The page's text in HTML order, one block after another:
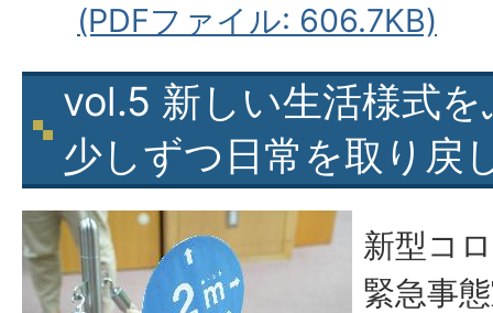
(PDFファイル: 606.7KB)
vol.5 新しい生活様式
少しずつ日常を取り戻
新型コ
緊急事